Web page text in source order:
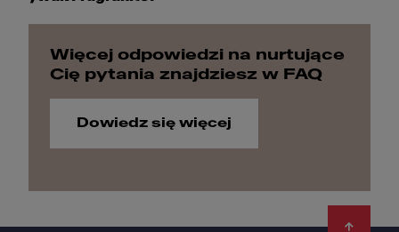
Więcej odpowiedzi na nurtujące
Cię pytania znajdziesz w FAQ
Dowiedz się więcej